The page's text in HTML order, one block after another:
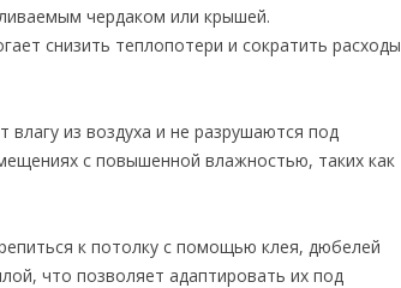
чердаком или крышей.
снизить теплопотери и сократить расходы
из воздуха и не разрушаются под
с повышенной влажностью, таких как
к потолку с помощью клея, дюбелей
что позволяет адаптировать их под